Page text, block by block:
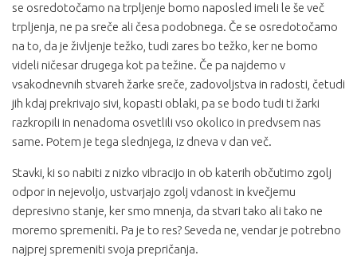
se osredotočamo na trpljenje bomo naposled imeli le še več
trpljenja, ne pa sreče ali česa podobnega. Če se osredotočamo
na to, da je življenje težko, tudi zares bo težko, ker ne bomo
videli ničesar drugega kot pa težine. Če pa najdemo v
vsakodnevnih stvareh žarke sreče, zadovoljstva in radosti, četudi
jih kdaj prekrivajo sivi, kopasti oblaki, pa se bodo tudi ti žarki
razkropili in nenadoma osvetlili vso okolico in predvsem nas
same. Potem je tega slednjega, iz dneva v dan več.
Stavki, ki so nabiti z nizko vibracijo in ob katerih občutimo zgolj
odpor in nejevoljo, ustvarjajo zgolj vdanost in kvečjemu
depresivno stanje, ker smo mnenja, da stvari tako ali tako ne
moremo spremeniti. Pa je to res? Seveda ne, vendar je potrebno
najprej spremeniti svoja prepričanja.